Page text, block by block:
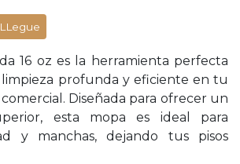
16 oz es la herramienta perfecta
profunda y eficiente en tu
Diseñada para ofrecer un
esta mopa es ideal para
y manchas, dejando tus pisos